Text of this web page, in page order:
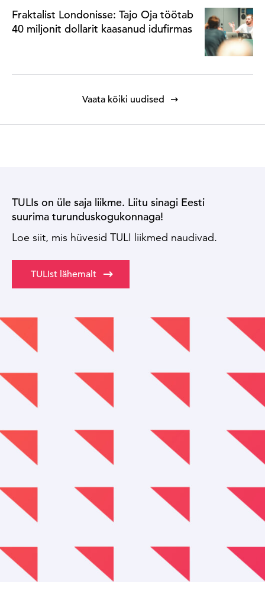
Fraktalist Londonisse: Tajo Oja töötab
40 miljonit dollarit kaasanud idufirmas
Vaata kõiki uudised
TULIs on üle saja liikme. Liitu sinagi Eesti
suurima turunduskogukonnaga!
Loe siit, mis hüvesid TULI liikmed naudivad.
TULIst lähemalt